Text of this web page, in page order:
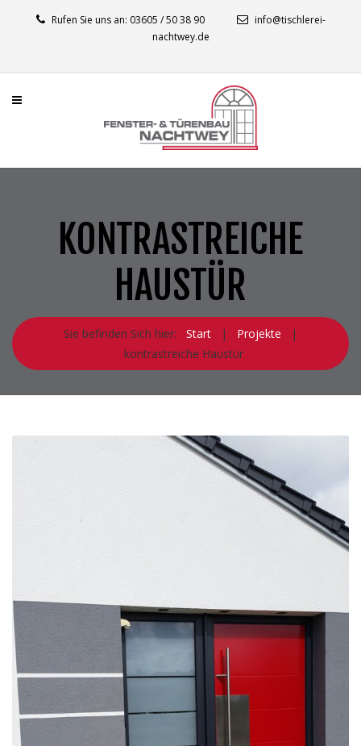
Rufen Sie uns an: 03605 / 50 38 90
info@tischlerei-
nachtwey.de
KONTRASTREICHE
HAUSTÜR
Sie befinden Sich hier: Start | Projekte
|
kontrastreiche Haustür